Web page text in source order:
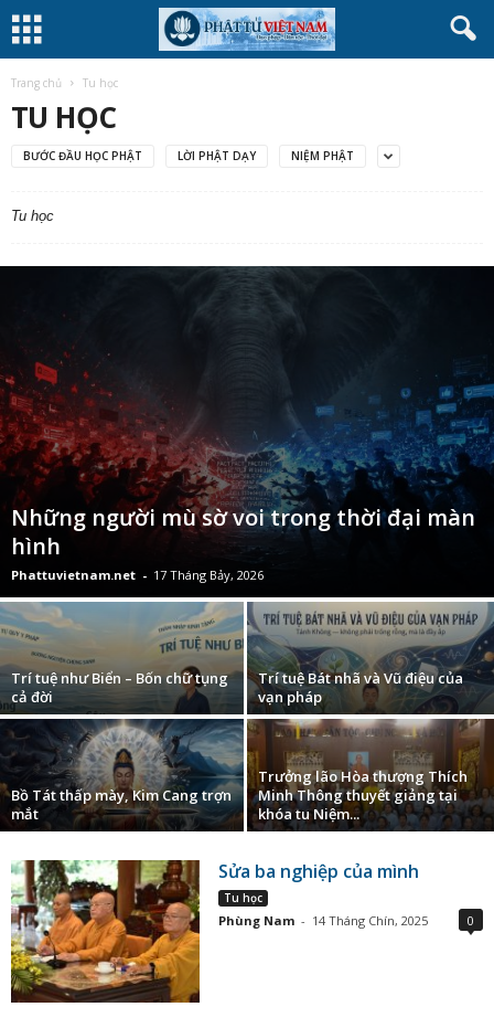
Trang chủ Tu học
TU HỌC
BƯỚC ĐẦU HỌC PHẬT LỜI PHẬT DẠY NIỆM PHẬT
Tu học
Những người mù sờ voi trong thời đại màn
hình
Phattuvietnam.net - 17 Tháng Bảy, 2026
Trí tuệ như Biển – Bốn chữ tụng
cả đời
Trí tuệ Bát nhã và Vũ điệu của
vạn pháp
Bồ Tát thấp mày, Kim Cang trợn
mắt
Trưởng lão Hòa thượng Thích
Minh Thông thuyết giảng tại
khóa tu Niệm...
Sửa ba nghiệp của mình
Tu học
Phùng Nam - 14 Tháng Chín, 2025 0